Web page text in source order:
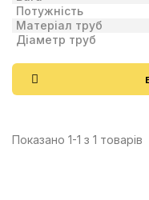
Потужність
Матеріал труб
Діаметр труб
Показано 1-1 з 1 товарів